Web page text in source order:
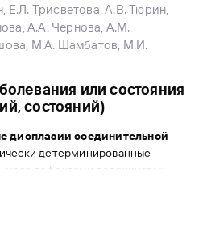
Трисветова, А.В. Тюрин,
А.А. Чернова, А.М.
М.А. Шамбатов, М.И.
или состояния
состояний)
соединительной
детерминированные
дефектами волокнистых
ткани, приводящие к